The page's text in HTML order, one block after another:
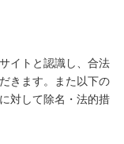
イトと認識し、合法
きます。また以下の
対して除名・法的措